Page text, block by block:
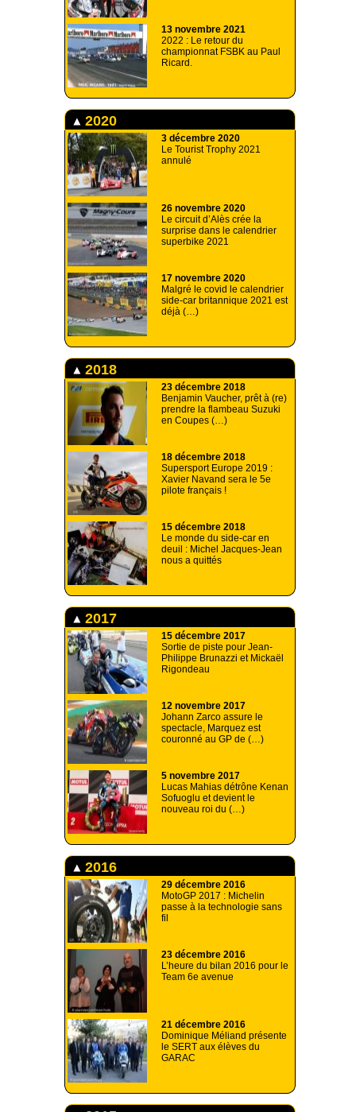
13 novembre 2021
2022 : Le retour du
championnat FSBK au Paul
Ricard.
2020
3 décembre 2020
Le Tourist Trophy 2021
annulé
26 novembre 2020
Le circuit d’Alès crée la
surprise dans le calendrier
superbike 2021
17 novembre 2020
Malgré le covid le calendrier
side-car britannique 2021 est
déjà (…)
2018
23 décembre 2018
Benjamin Vaucher, prêt à (re)
prendre la flambeau Suzuki
en Coupes (…)
18 décembre 2018
Supersport Europe 2019 :
Xavier Navand sera le 5e
pilote français !
15 décembre 2018
Le monde du side-car en
deuil : Michel Jacques-Jean
nous a quittés
2017
15 décembre 2017
Sortie de piste pour Jean-
Philippe Brunazzi et Mickaël
Rigondeau
12 novembre 2017
Johann Zarco assure le
spectacle, Marquez est
couronné au GP de (…)
5 novembre 2017
Lucas Mahias détrône Kenan
Sofuoglu et devient le
nouveau roi du (…)
2016
29 décembre 2016
MotoGP 2017 : Michelin
passe à la technologie sans
fil
23 décembre 2016
L’heure du bilan 2016 pour le
Team 6e avenue
21 décembre 2016
Dominique Méliand présente
le SERT aux élèves du
GARAC